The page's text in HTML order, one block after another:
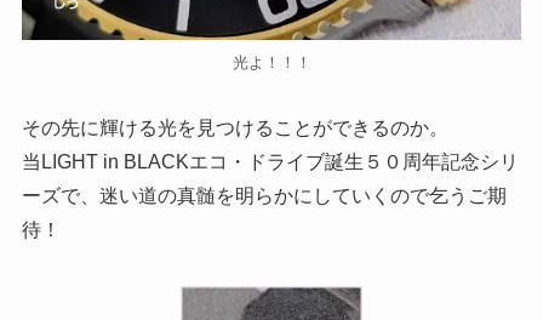
光よ！！！
その先に輝ける光を見つけることができるのか。
当LIGHT in BLACKエコ・ドライブ誕生５０周年記念シリ
ーズで、迷い道の真髄を明らかにしていくので乞うご期
待！